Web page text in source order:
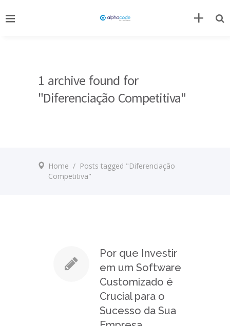
1 archive found for
"Diferenciação Competitiva"
Home / Posts tagged "Diferenciação
Competitiva"
Por que Investir
em um Software
Customizado é
Crucial para o
Sucesso da Sua